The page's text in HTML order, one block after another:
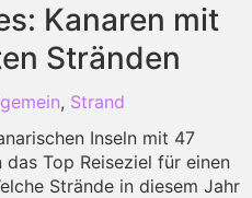
Kanaren mit
Stränden
, Strand
Inseln mit 47
Top Reiseziel für einen
Strände in diesem Jahr